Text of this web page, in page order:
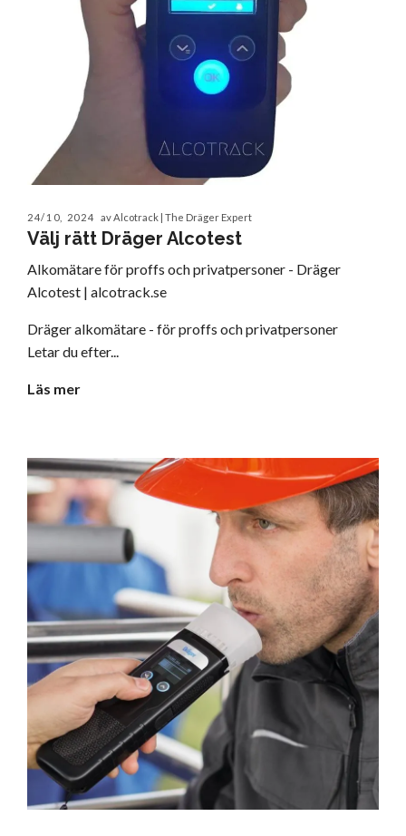
24/10, 2024 av Alcotrack | The Dräger Expert
Välj rätt Dräger Alcotest
Alkomätare för proffs och privatpersoner - Dräger
Alcotest | alcotrack.se
Dräger alkomätare - för proffs och privatpersoner
Letar du efter...
Läs mer